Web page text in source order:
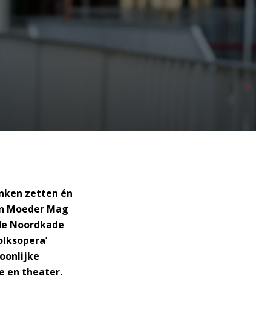
zetten én
Moeder Mag
Noordkade
en theater.